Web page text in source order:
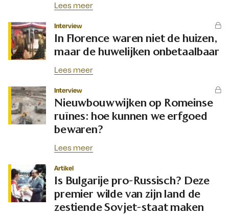
Lees meer
Interview
In Florence waren niet de huizen,
maar de huwelijken onbetaalbaar
Lees meer
Interview
Nieuwbouwwijken op Romeinse
ruïnes: hoe kunnen we erfgoed
bewaren?
Lees meer
Artikel
Is Bulgarije pro-Russisch? Deze
premier wilde van zijn land de
zestiende Sovjet-staat maken